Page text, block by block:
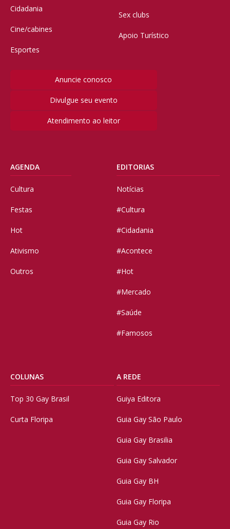
Cidadania
Cine/cabines
Esportes
Sex clubs
Apoio Turístico
Anuncie conosco
Divulgue seu evento
Atendimento ao leitor
AGENDA
Cultura
Festas
Hot
Ativismo
Outros
EDITORIAS
Notícias
#Cultura
#Cidadania
#Acontece
#Hot
#Mercado
#Saúde
#Famosos
COLUNAS
Top 30 Gay Brasil
Curta Floripa
A REDE
Guiya Editora
Guia Gay São Paulo
Guia Gay Brasilia
Guia Gay Salvador
Guia Gay BH
Guia Gay Floripa
Guia Gay Rio